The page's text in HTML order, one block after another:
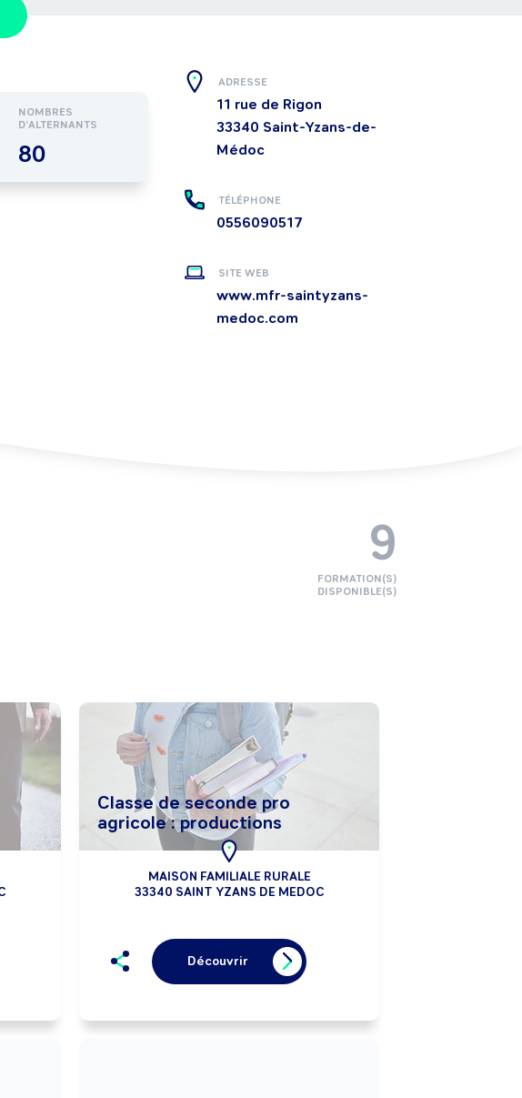
NOMBRES
D’ALTERNANTS
80
ADRESSE
11 rue de Rigon
33340 Saint-Yzans-de-
Médoc
TÉLÉPHONE
0556090517
SITE WEB
www.mfr-saintyzans-
medoc.com
Classe de seconde pro
agricole : productions
MAISON FAMILIALE RURALE
33340 SAINT YZANS DE MEDOC
Découvrir
9
FORMATION(S)
DISPONIBLE(S)